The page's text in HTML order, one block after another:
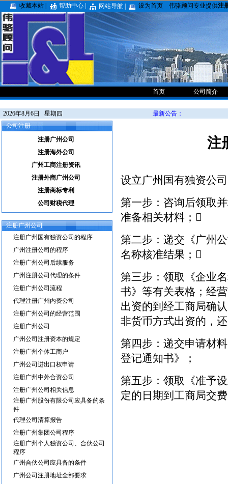
收藏本站 | 帮助中心 | 网站导航 | 设为首页 伟骆顾问专业提供注
首页 公司简介
2026年8月6日 星期四
最新公告：
公司注册
注册广州公司
注册海外公司
广州工商注册资讯
注册外商广州公司
注册商标专利
公司财税代理
注册广州公司
注册广州国有独资公司的程序
广州注册公司的程序
注册广州公司后续服务
广州注册公司代理的条件
注册广州公司流程
代理注册广州内资公司
注册广州公司的经营范围
注册广州公司
广州公司注册资本的规定
注册广州个体工商户
广州公司进出口权申请
注册广州中外合资公司
注册广州公司相关信息
注册广州股份有限公司应具备的条
件
代理公司清算报告
注册广州集团公司程序
注册广州个人独资公司、合伙公司
程序
广州合伙公司应具备的条件
广州公司注册地址全部要求
注
设立广州国有独资公
第一步：咨询后领取
准备相关材料；
第二步：递交《广州
名称核准结果；
第三步：领取《企业
书》等有关表格；经
出资的到经工商局确
非货币方式出资的，
第四步：递交申请材
登记通知书》；
第五步：领取《准予
定的日期到工商局交